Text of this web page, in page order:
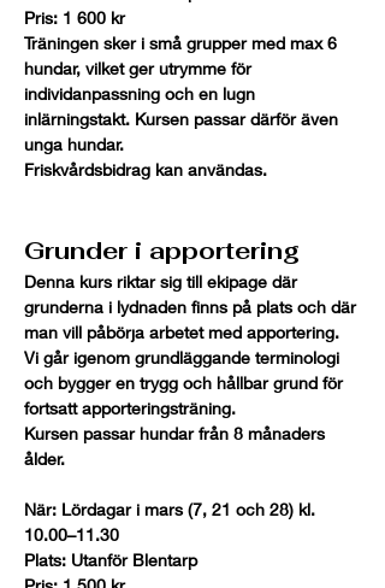
Pris: 1 600 kr
Träningen sker i små grupper med max 6
hundar, vilket ger utrymme för
individanpassning och en lugn
inlärningstakt. Kursen passar därför även
unga hundar.
Friskvårdsbidrag kan användas.
Grunder i apportering
Denna kurs riktar sig till ekipage där
grunderna i lydnaden finns på plats och där
man vill påbörja arbetet med apportering.
Vi går igenom grundläggande terminologi
och bygger en trygg och hållbar grund för
fortsatt apporteringsträning.
Kursen passar hundar från 8 månaders
ålder.
När: Lördagar i mars (7, 21 och 28) kl.
10.00–11.30
Plats: Utanför Blentarp